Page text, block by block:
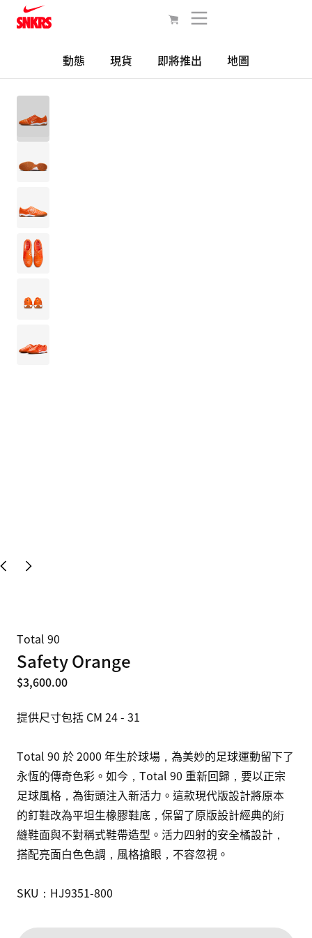
動態 現貨 即將推出 地圖
Total 90
Safety Orange
$3,600.00
提供尺寸包括 CM 24 - 31
Total 90 於 2000 年生於球場，為美妙的足球運動留下了
永恆的傳奇色彩。如今，Total 90 重新回歸，要以正宗
足球風格，為街頭注入新活力。這款現代版設計將原本
的釘鞋改為平坦生橡膠鞋底，保留了原版設計經典的絎
縫鞋面與不對稱式鞋帶造型。活力四射的安全橘設計，
搭配亮面白色色調，風格搶眼，不容忽視。
SKU：HJ9351-800